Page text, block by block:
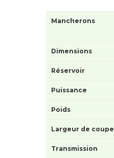
Mancherons
Dimensions
Réservoir
Puissance
Poids
Largeur de coupe
Transmission